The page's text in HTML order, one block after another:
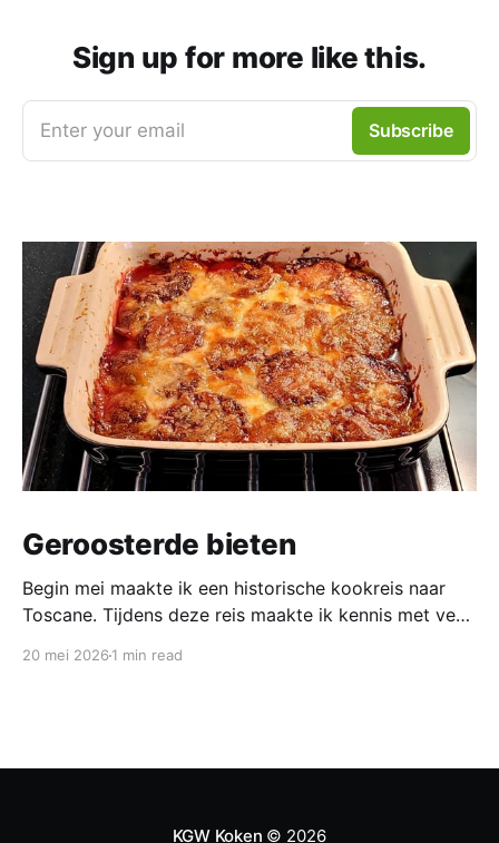
Sign up for more like this.
Enter your email Subscribe
Geroosterde bieten
Begin mei maakte ik een historische kookreis naar
Toscane. Tijdens deze reis maakte ik kennis met veel
20 mei 2026 1 min read
KGW Koken © 2026